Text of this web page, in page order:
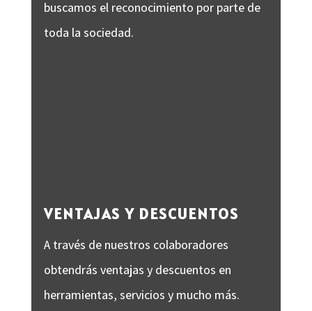
buscamos el reconocimiento por parte de
toda la sociedad.
VENTAJAS Y DESCUENTOS
A través de nuestros colaboradores
obtendrás ventajas y descuentos en
herramientas, servicios y mucho más.